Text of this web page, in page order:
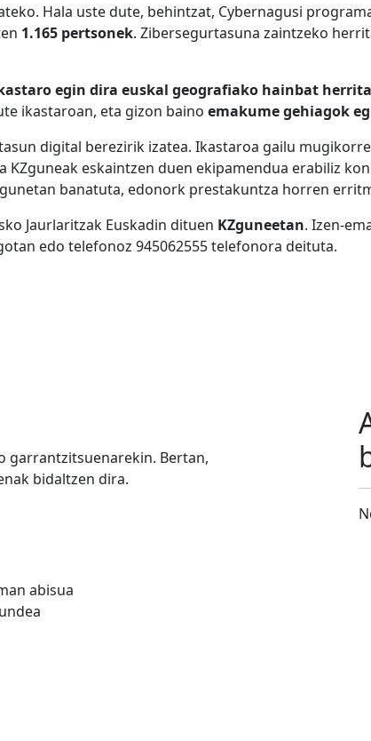
Hala uste dute, behintzat, Cybernagusi
1.165 pertsonek. Zibersegurtasuna zaintzeko
egin dira euskal geografiako hainbat
ikastaroan, eta gizon baino emakume gehiagok
digital berezirik izatea. Ikastaroa gailu
eskaintzen duen ekipamendua erabiliz
banatuta, edonork prestakuntza horren
Jaurlaritzak Euskadin dituen KZguneetan. Izen-
edo telefonoz 945062555 telefonora deituta.
garrantzitsuenarekin. Bertan,
bidaltzen dira.
abisua